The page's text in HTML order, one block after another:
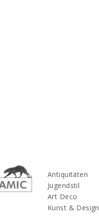
Antiquitäten
Jugendstil
Art Deco
Kunst & Design